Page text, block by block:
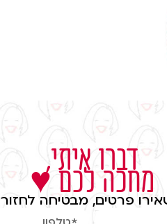
דברו איתי,
מחכה לכם ♥
פרטים, מבטיחה לחזור